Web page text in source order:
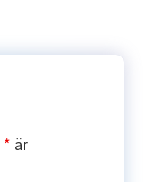
* är